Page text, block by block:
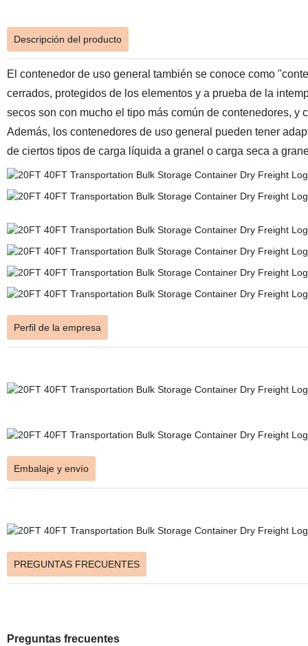
Descripción del producto
El contenedor de uso general también se conoce como
cerrados, protegidos de los elementos y a prueba de la
secos son con mucho el tipo más común de contenedores,
Además, los contenedores de uso general pueden tener
de ciertos tipos de carga líquida a granel o carga seca a
Perfil de la empresa
Embalaje y envío
PREGUNTAS FRECUENTES
Preguntas frecuentes